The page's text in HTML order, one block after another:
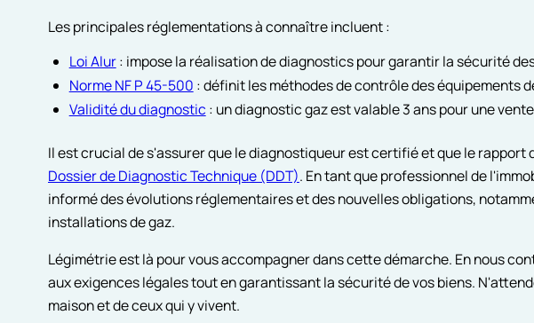
Les principales réglementations à connaître incluent :
Loi Alur: impose la réalisation de diagnostics pour garantir la sécurité
Norme NF P 45-500 : définit les méthodes de contrôle des équipements
Validité du diagnostic : un diagnostic gaz est valable 3 ans pour une
Il est crucial de s'assurer que le diagnostiqueur est certifié et que le rapport
Dossier de Diagnostic Technique (DDT). En tant que professionnel de
informé des évolutions réglementaires et des nouvelles obligations,
installations de gaz.
Légimétrie est là pour vous accompagner dans cette démarche. En nous
aux exigences légales tout en garantissant la sécurité de vos biens.
maison et de ceux qui y vivent.